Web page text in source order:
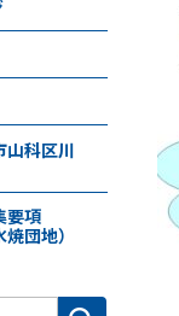
山科区川
要項
団地）